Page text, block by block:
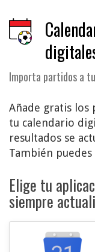
Importa partidos a
Añade gratis los
tu calendario
resultados se
También
Elige tu
siempre